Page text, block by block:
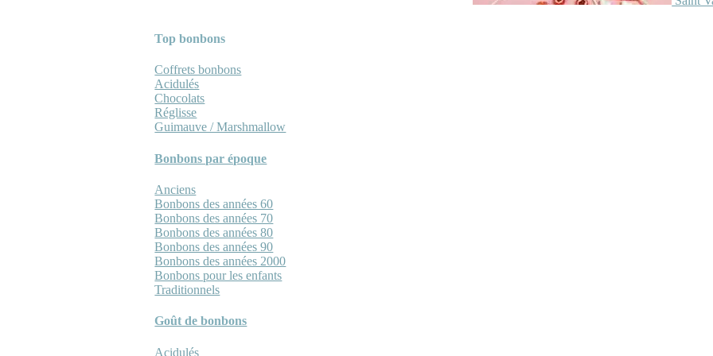
Top bonbons
Coffrets bonbons
Acidulés
Chocolats
Réglisse
Guimauve / Marshmallow
Bonbons par époque
Anciens
Bonbons des années 60
Bonbons des années 70
Bonbons des années 80
Bonbons des années 90
Bonbons des années 2000
Bonbons pour les enfants
Traditionnels
Goût de bonbons
Acidulés